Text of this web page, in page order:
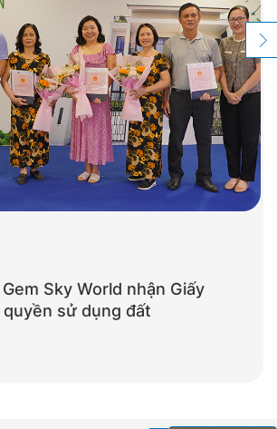
Sky World nhận Giấy
sử dụng đất